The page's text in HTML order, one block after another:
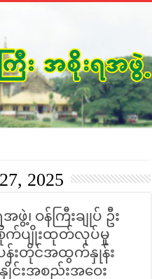
2025
၊ ဝန်ကြီးချုပ် ဦး
စိုက်ပျိုးထုတ်လုပ်မှု
ပန်းတိုင်အထွက်နှုန်း
င်းအစည်းအဝေး